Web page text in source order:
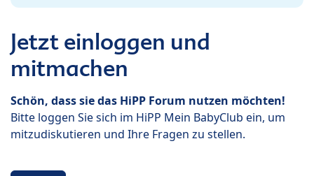
Jetzt einloggen und
mitmachen
Schön, dass sie das HiPP Forum nutzen möchten!
Bitte loggen Sie sich im HiPP Mein BabyClub ein, um
mitzudiskutieren und Ihre Fragen zu stellen.